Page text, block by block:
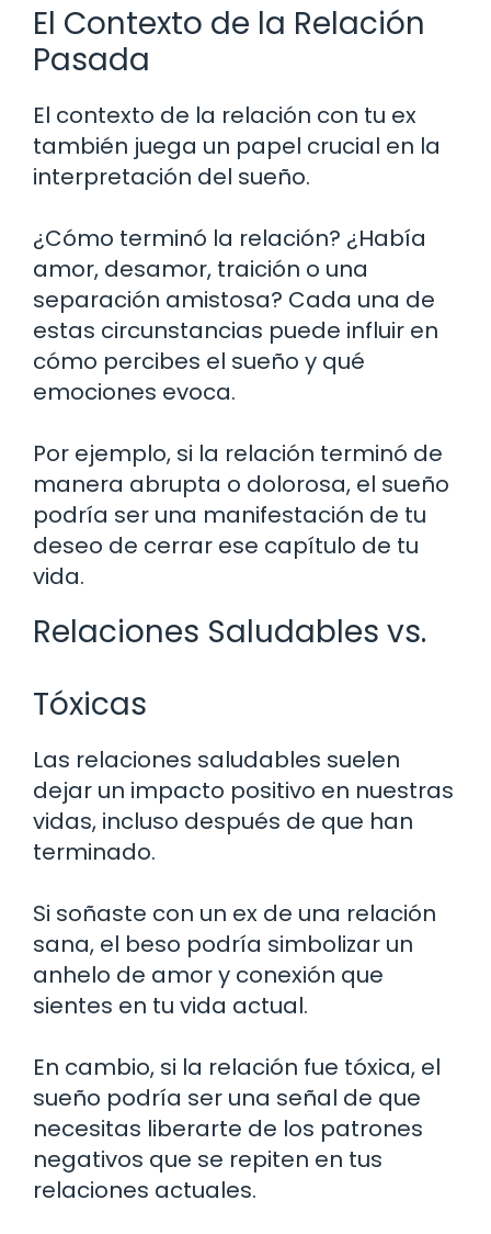
El Contexto de la Relación
Pasada
El contexto de la relación con tu ex
también juega un papel crucial en la
interpretación del sueño.
¿Cómo terminó la relación? ¿Había
amor, desamor, traición o una
separación amistosa? Cada una de
estas circunstancias puede influir en
cómo percibes el sueño y qué
emociones evoca.
Por ejemplo, si la relación terminó de
manera abrupta o dolorosa, el sueño
podría ser una manifestación de tu
deseo de cerrar ese capítulo de tu
vida.
Relaciones Saludables vs.
Tóxicas
Las relaciones saludables suelen
dejar un impacto positivo en nuestras
vidas, incluso después de que han
terminado.
Si soñaste con un ex de una relación
sana, el beso podría simbolizar un
anhelo de amor y conexión que
sientes en tu vida actual.
En cambio, si la relación fue tóxica, el
sueño podría ser una señal de que
necesitas liberarte de los patrones
negativos que se repiten en tus
relaciones actuales.